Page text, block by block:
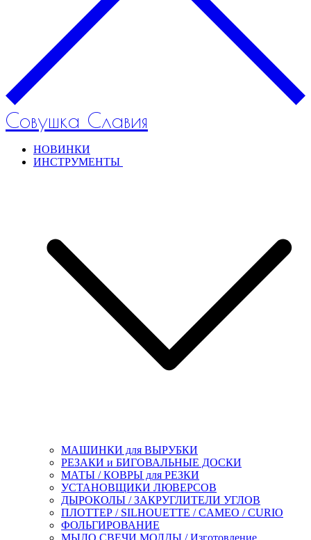
Совушка Славия
НОВИНКИ
ИНСТРУМЕНТЫ
МАШИНКИ для ВЫРУБКИ
РЕЗАКИ и БИГОВАЛЬНЫЕ ДОСКИ
МАТЫ / КОВРЫ для РЕЗКИ
УСТАНОВЩИКИ ЛЮВЕРСОВ
ДЫРОКОЛЫ / ЗАКРУГЛИТЕЛИ УГЛОВ
ПЛОТТЕР / SILHOUETTE / CAMEO / CURIO
ФОЛЬГИРОВАНИЕ